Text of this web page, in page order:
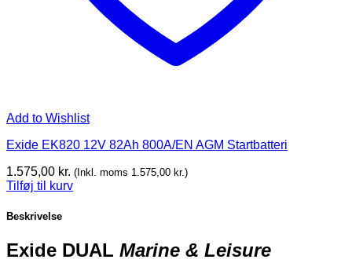
Add to Wishlist
Exide EK820 12V 82Ah 800A/EN AGM Startbatteri
1.575,00 kr. (Inkl. moms 1.575,00 kr.)
Tilføj til kurv
Beskrivelse
Exide DUAL Marine & Leisure